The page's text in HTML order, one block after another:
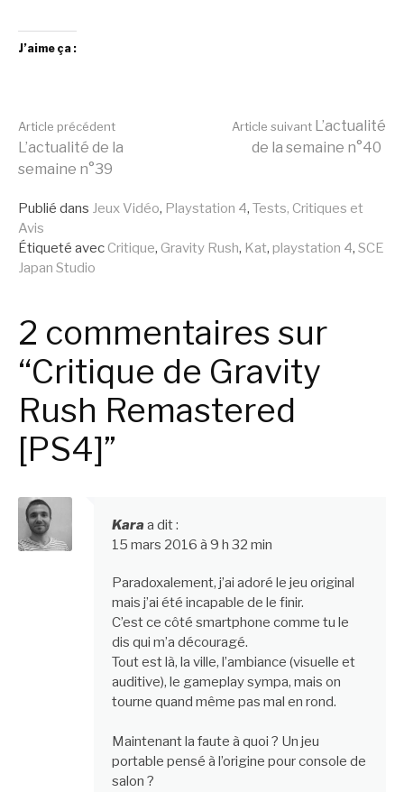
J’aime ça :
Lire
la
suite
Article précédent
L’actualité de la
semaine n°39
Article suivant L’actualité
de la semaine n°40
Publié dans Jeux Vidéo, Playstation 4, Tests, Critiques et
Avis
Étiqueté avec Critique, Gravity Rush, Kat, playstation 4, SCE
Japan Studio
2 commentaires sur
“Critique de Gravity
Rush Remastered
[PS4]”
Kara a dit :
15 mars 2016 à 9 h 32 min
Paradoxalement, j’ai adoré le jeu original
mais j’ai été incapable de le finir.
C’est ce côté smartphone comme tu le
dis qui m’a découragé.
Tout est là, la ville, l’ambiance (visuelle et
auditive), le gameplay sympa, mais on
tourne quand même pas mal en rond.
Maintenant la faute à quoi ? Un jeu
portable pensé à l’origine pour console de
salon ?